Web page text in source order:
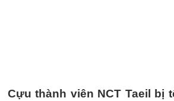
Cựu thành viên NCT Taeil bị